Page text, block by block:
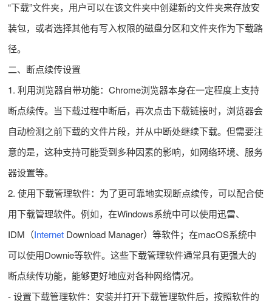
“下载”文件夹，用户可以在该文件夹中创建新的文件夹来存放安
装包，或者选择其他有写入权限的磁盘分区和文件夹作为下载路
径。
二、断点续传设置
1. 利用浏览器自带功能：Chrome浏览器本身在一定程度上支持
断点续传。当下载过程中断后，再次点击下载链接时，浏览器会
自动检测之前下载的文件片段，并从中断处继续下载。但需要注
意的是，这种支持可能受到多种因素的影响，如网络环境、服务
器设置等。
2. 使用下载管理软件：为了更可靠地实现断点续传，可以配合使
用下载管理软件。例如，在Windows系统中可以使用迅雷、
IDM（InternetDownload Manager）等软件；在macOS系统中
可以使用Downie等软件。这些下载管理软件通常具有更强大的
断点续传功能，能够更好地应对各种网络情况。
- 设置下载管理软件：安装并打开下载管理软件后，按照软件的